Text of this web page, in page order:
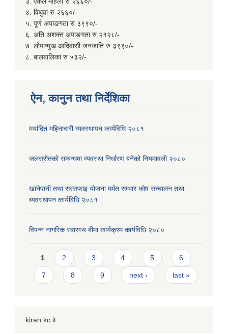
४. विधुवा रु २६६०/-
५. पूर्ण अपाङगता रु ३९९०/-
६. अति अशक्त अपाङगता रु २१२८/-
७. लोपान्मुख आदिवासी जनजाति रु ३९९०/-
८. बालबालिका रु ५३२/-
ऐन, कानुन तथा निर्देशिका
मर्यादित महिनावारी व्यवस्थापन कार्यविधि २०८१
जलस्रोतको सम्बन्धमा व्यवस्था निर्धारण बनेको नियमावली २०८०
खानेपानी तथा सरसफाइ योजना मर्मत सम्भार कोष सन्चालन तथा
ब्यवस्थापन कार्यबिधि २०८१
विपन्न नागरिक स्वास्थ्य बीमा कार्यक्रम कार्यविधि २०८०
Pages
1 2 3 4 5 6
7 8 9 next › last »
kiran kc it